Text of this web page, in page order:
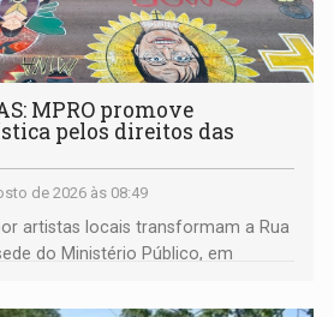
MPRO promove
pelos direitos das
de 2026 às 08:49
artistas locais transformam a Rua
do Ministério Público, em
à violência